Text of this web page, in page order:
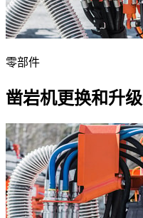
零部件
凿岩机更换和升级